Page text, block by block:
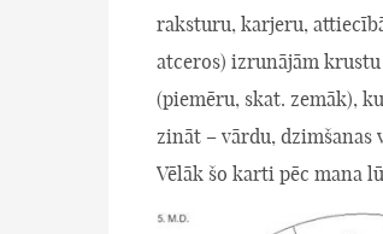
raksturu, karjeru,
atceros) izrunājām
(piemēru, skat. zemāk),
zināt – vārdu,
Vēlāk šo karti pēc mana